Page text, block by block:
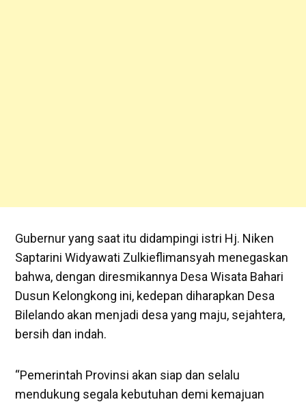
Gubernur yang saat itu didampingi istri Hj. Niken
Saptarini Widyawati Zulkieflimansyah menegaskan
bahwa, dengan diresmikannya Desa Wisata Bahari
Dusun Kelongkong ini, kedepan diharapkan Desa
Bilelando akan menjadi desa yang maju, sejahtera,
bersih dan indah.
“Pemerintah Provinsi akan siap dan selalu
mendukung segala kebutuhan demi kemajuan